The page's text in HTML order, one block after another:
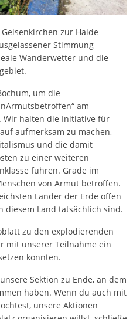
zur Halde
Stimmung
Wanderwetter und die
um die
am
Wir halten die Initiative für
aufmerksam zu machen,
und die damit
zu einer weiteren
führen. Grade im
von Armut betroffen.
Länder der Erde offen
diesem Land tatsächlich sind.
zu den explodierenden
mit unserer Teilnahme ein
konnten.
Sektion zu Ende, an dem
haben. Wenn du auch mit
unsere Aktionen